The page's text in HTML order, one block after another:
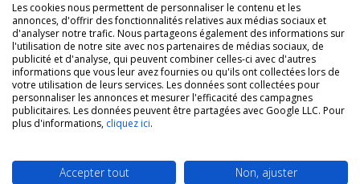
La Boutique des Chrétiens © | La boutique religieuse chrétienne de
référence !.
Les cookies nous permettent de personnaliser le contenu et les
annonces, d'offrir des fonctionnalités relatives aux médias sociaux et
d'analyser notre trafic. Nous partageons également des informations sur
l'utilisation de notre site avec nos partenaires de médias sociaux, de
publicité et d'analyse, qui peuvent combiner celles-ci avec d'autres
informations que vous leur avez fournies ou qu'ils ont collectées lors de
votre utilisation de leurs services. Les données sont collectées pour
personnaliser les annonces et mesurer l'efficacité des campagnes
publicitaires. Les données peuvent être partagées avec Google LLC. Pour
plus d'informations, cliquez ici.
Accepter tout Non, ajuster